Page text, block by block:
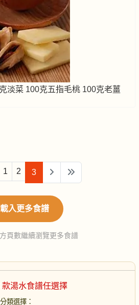
淡菜 100克五指毛桃 100克老薑
1 2 3
載入更多食譜
頁數繼續瀏覽更多食譜
款湯水食譜任選擇
類選擇 ：